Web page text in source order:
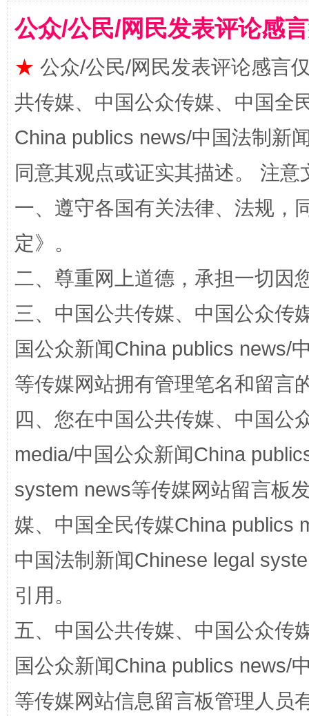
扯下公款旅游的“隐身衣” 如何以
“蜀中异人”王建安的艺术幻境
完善运行机制助力责任有效落实 一纸欠
公众/公民/网民发表评论感
★ 公众/公民/网民发表评论感言
共传媒、中国公众传媒、中国全
China publics news/中国法制新
同意其观点或证实其描述。 注
一、遵守各国有关法律、法规，
定》。
二、尊重网上道德，承担一切因
三、中国公共传媒、中国公众传
国公众新闻China publics news/
等传媒网站拥有管理笔名和留言
四、您在中国公共传媒、中国公
media/中国公众新闻China
system news等传媒网站留言板
媒、中国全民传媒China publics
中国法制新闻Chinese legal
引用。
五、中国公共传媒、中国公众传
国公众新闻China publics news/
等传媒网站信息留言板管理人员